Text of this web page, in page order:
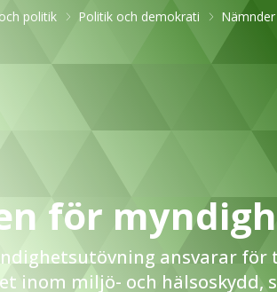
politik Politik och demokrati
för
ansvarar för
inom miljö- och hälsoskydd,